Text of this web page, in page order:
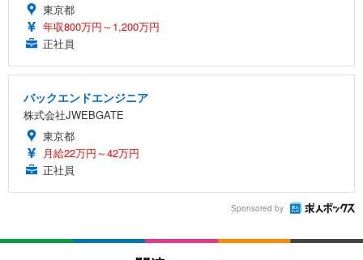
東京都
年収800万円～1,200万円
正社員
バックエンドエンジニア
株式会社JWEBGATE
東京都
月給22万円～42万円
正社員
Sponsored by